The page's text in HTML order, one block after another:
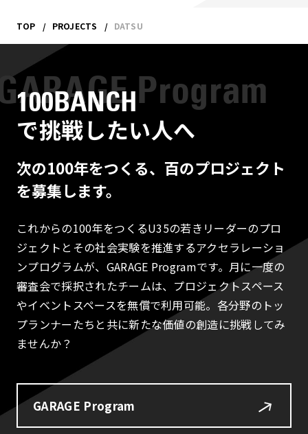
TOP PROJECTS DATSU
100BANCH
で挑戦したい人へ
次の100年をつくる、百のプロジェクト
を募集します。
これからの100年をつくるU35の若きリーダーのプロ
ジェクトとその社会実験を推進するアクセラレーショ
ンプログラムが、GARAGE Programです。月に一度の
審査会で採択されたチームは、プロジェクトスペース
やイベントスペースを無償で利用可能。各分野のトッ
プランナーたちと共に新たな価値の創造に挑戦してみ
ませんか？
GARAGE Program